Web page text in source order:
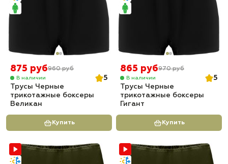
875 руб960 руб
В наличии
5
Трусы Черные
трикотажные боксеры
Великан
Купить
865 руб970 руб
В наличии
5
Трусы Черные
трикотажные боксеры
Гигант
Купить